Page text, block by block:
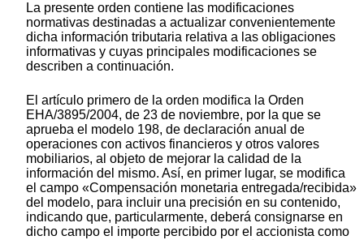
La presente orden contiene las modificaciones
normativas destinadas a actualizar convenientemente
dicha información tributaria relativa a las obligaciones
informativas y cuyas principales modificaciones se
describen a continuación.
El artículo primero de la orden modifica la Orden
EHA/3895/2004, de 23 de noviembre, por la que se
aprueba el modelo 198, de declaración anual de
operaciones con activos financieros y otros valores
mobiliarios, al objeto de mejorar la calidad de la
información del mismo. Así, en primer lugar, se modifica
el campo «Compensación monetaria entregada/recibida»
del modelo, para incluir una precisión en su contenido,
indicando que, particularmente, deberá consignarse en
dicho campo el importe percibido por el accionista como